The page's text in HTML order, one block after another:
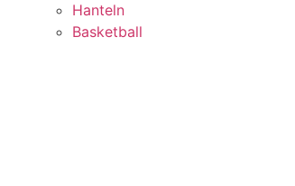
Hanteln
Basketball